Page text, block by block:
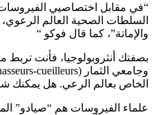
“في مقابل اختصاصيي
السلطات الصحية العالم الرعوي،
والإماتة”، كما قال فوكو “
بصفتك أنثروبولوجيا، فأنت تربط
الخاص بعالم الرعي. هل يمكنك
علماء الفيروسات هم “صيادو”